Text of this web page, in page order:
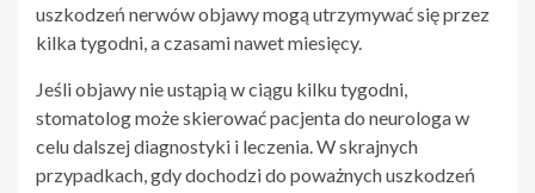
uszkodzeń nerwów objawy mogą utrzymywać się przez
kilka tygodni, a czasami nawet miesięcy.
Jeśli objawy nie ustąpią w ciągu kilku tygodni,
stomatolog może skierować pacjenta do neurologa w
celu dalszej diagnostyki i leczenia. W skrajnych
przypadkach, gdy dochodzi do poważnych uszkodzeń